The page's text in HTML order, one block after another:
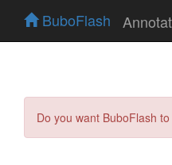
BuboFlash
Do you want BuboFlash